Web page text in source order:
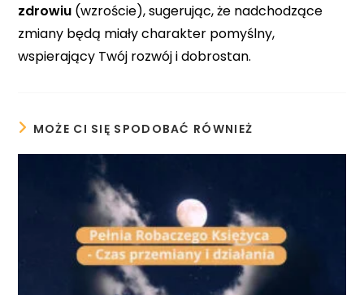
zdrowiu (wzroście), sugerując, że nadchodzące
zmiany będą miały charakter pomyślny,
wspierający Twój rozwój i dobrostan.
MOŻE CI SIĘ SPODOBAĆ RÓWNIEŻ